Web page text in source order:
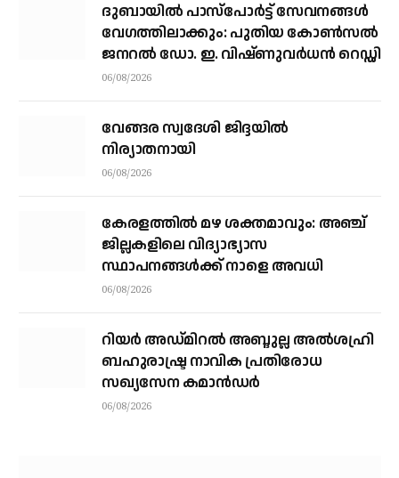
ദുബായിൽ പാസ്‌പോർട്ട് സേവനങ്ങൾ
വേഗത്തിലാക്കും: പുതിയ കോൺസൽ
ജനറൽ ഡോ. ഇ. വിഷ്ണുവർധൻ റെഡ്ഡി
06/08/2026
വേങ്ങര സ്വദേശി ജിദ്ദയിൽ
നിര്യാതനായി
06/08/2026
കേരളത്തില്‍ മഴ ശക്തമാവും: അഞ്ച്
ജില്ലകളിലെ വിദ്യാഭ്യാസ
സ്ഥാപനങ്ങള്‍ക്ക് നാളെ അവധി
06/08/2026
റിയര്‍ അഡ്മിറല്‍ അബ്ദുല്ല അല്‍ശഹ്രി
ബഹുരാഷ്ട്ര നാവിക പ്രതിരോധ
സഖ്യസേന കമാന്‍ഡര്‍
06/08/2026